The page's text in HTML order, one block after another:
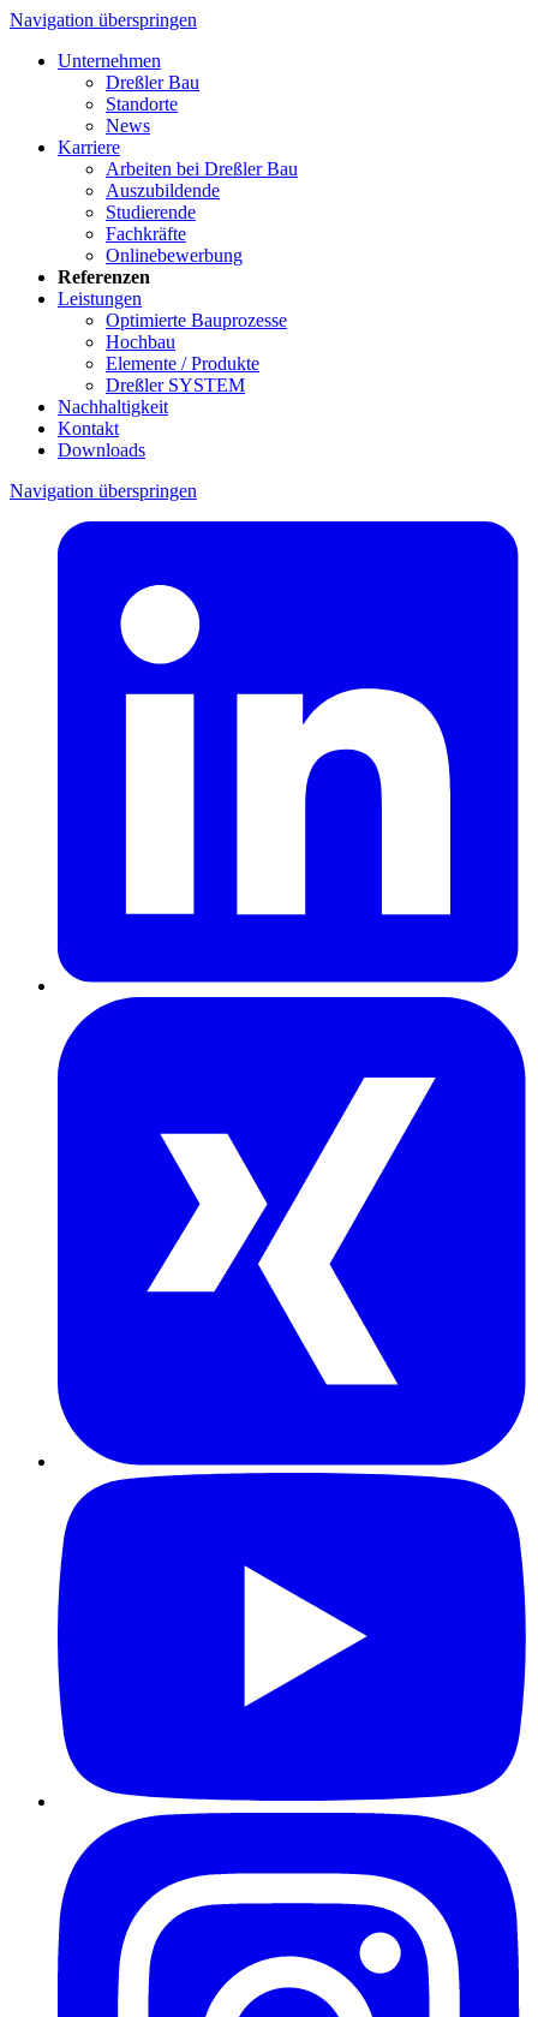
Navigation überspringen
Unternehmen
Dreßler Bau
Standorte
News
Karriere
Arbeiten bei Dreßler Bau
Auszubildende
Studierende
Fachkräfte
Onlinebewerbung
Referenzen
Leistungen
Optimierte Bauprozesse
Hochbau
Elemente / Produkte
Dreßler SYSTEM
Nachhaltigkeit
Kontakt
Downloads
Navigation überspringen